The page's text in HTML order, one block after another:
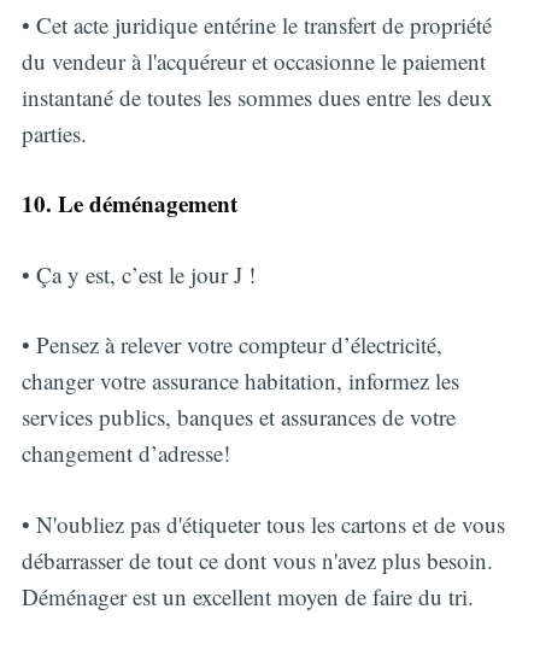
• Cet acte juridique entérine le transfert de propriété
du vendeur à l'acquéreur et occasionne le paiement
instantané de toutes les sommes dues entre les deux
parties.
10. Le déménagement
• Ça y est, c’est le jour J !
• Pensez à relever votre compteur d’électricité,
changer votre assurance habitation, informez les
services publics, banques et assurances de votre
changement d’adresse!
• N'oubliez pas d'étiqueter tous les cartons et de vous
débarrasser de tout ce dont vous n'avez plus besoin.
Déménager est un excellent moyen de faire du tri.